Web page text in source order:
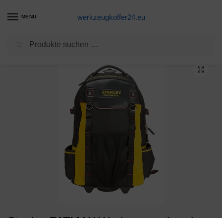
MENU werkzeugkoffer24.eu
Werkzeugtrolley Produkte